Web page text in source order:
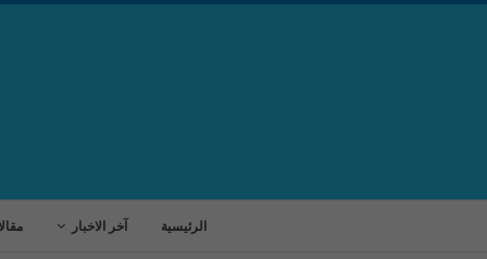
الرئيسية آخر الاخبار